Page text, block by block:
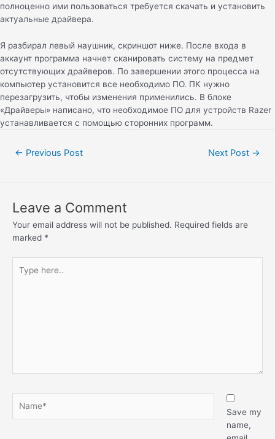
полноценно ими пользоваться требуется скачать и установить
актуальные драйвера.
Я разбирал левый наушник, скриншот ниже. После входа в
аккаунт программа начнет сканировать систему на предмет
отсутствующих драйверов. По завершении этого процесса на
компьютер установится все необходимо ПО. ПК нужно
перезагрузить, чтобы изменения применились. В блоке
«Драйверы» написано, что необходимое ПО для устройств Razer
устанавливается с помощью сторонних программ.
← Previous Post Next Post →
Leave a Comment
Your email address will not be published. Required fields are
marked *
Save my
name,